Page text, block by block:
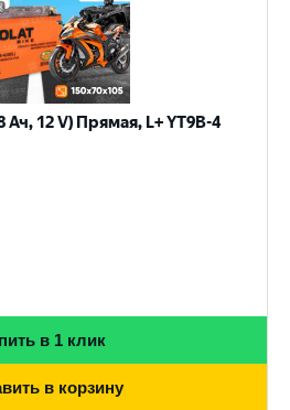
Ач, 12 V) Прямая, L+ YT9B-4
в 1 клик
в корзину